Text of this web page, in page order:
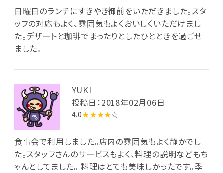
日曜日のランチにすきやき御前をいただきました。スタ
ッフの対応もよく、雰囲気もよくおいしくいただけまし
た。デザートと珈琲でまったりとしたひとときを過ごせ
ました。
YUKI
投稿日：2018年02月06日
4.0★★★★☆
食事会で利用しました。店内の雰囲気もよく静かでし
た。スタッフさんのサービスもよく、料理の説明などもち
ゃんとしてました。 料理はとても美味しかったです。季